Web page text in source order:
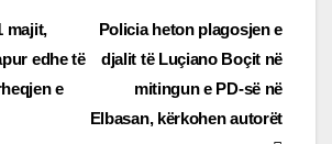
Policia heton plagosjen e
djalit të Luçiano Boçit në
mitingun e PD-së në
Elbasan, kërkohen autorët
majit,
edhe të
e